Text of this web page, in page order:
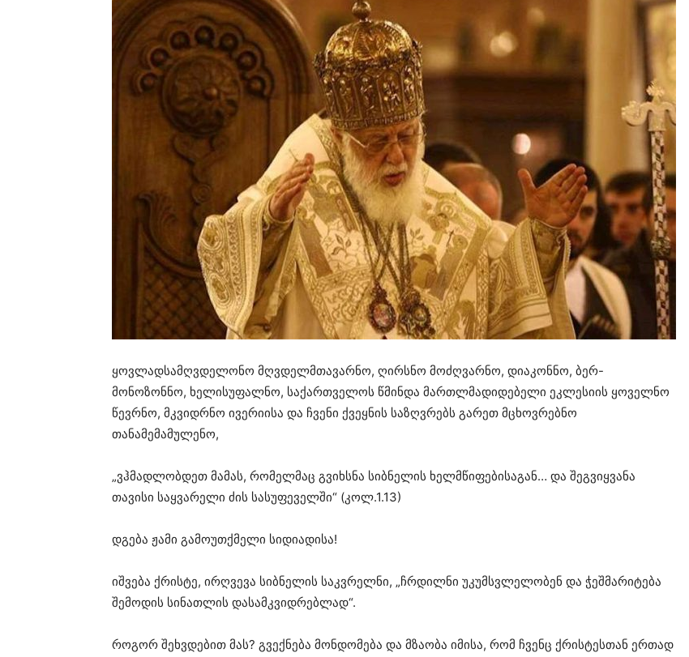
ყოვლადსამღვდელონო მღვდელმთავარნო, ღირსნო მოძღვარნო, დიაკონნო, ბერ-
მონოზონნო, ხელისუფალნო, საქართველოს წმინდა მართლმადიდებელი ეკლესიის ყოველნო
წევრნო, მკვიდრნო ივერიისა და ჩვენი ქვეყნის საზღვრებს გარეთ მცხოვრებნო
თანამემამულენო,
„ვჰმადლობდეთ მამას, რომელმაც გვიხსნა სიბნელის ხელმწიფებისაგან… და შეგვიყვანა
თავისი საყვარელი ძის სასუფეველში“ (კოლ.1.13)
დგება ჟამი გამოუთქმელი სიდიადისა!
იშვება ქრისტე, ირღვევა სიბნელის საკვრელნი, „ჩრდილნი უკუმსვლელობენ და ჭეშმარიტება
შემოდის სინათლის დასამკვიდრებლად“.
როგორ შეხვდებით მას? გვექნება მონდომება და მზაობა იმისა, რომ ჩვენც ქრისტესთან ერთად